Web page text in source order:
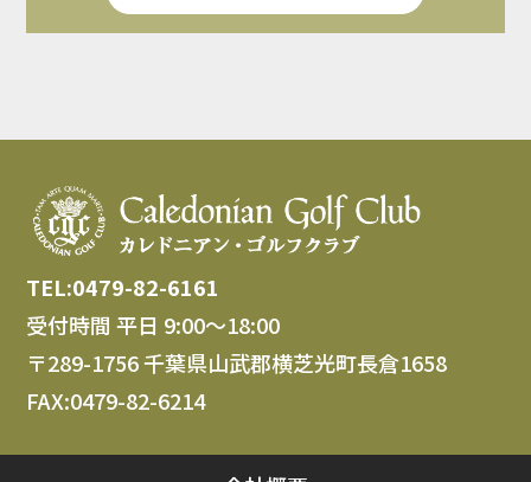
TEL:0479-82-6161
受付時間 平日 9:00～18:00
〒289-1756 千葉県山武郡横芝光町長倉1658
FAX:0479-82-6214